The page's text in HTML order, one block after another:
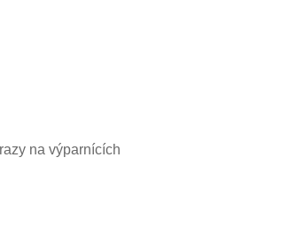
na výparnících